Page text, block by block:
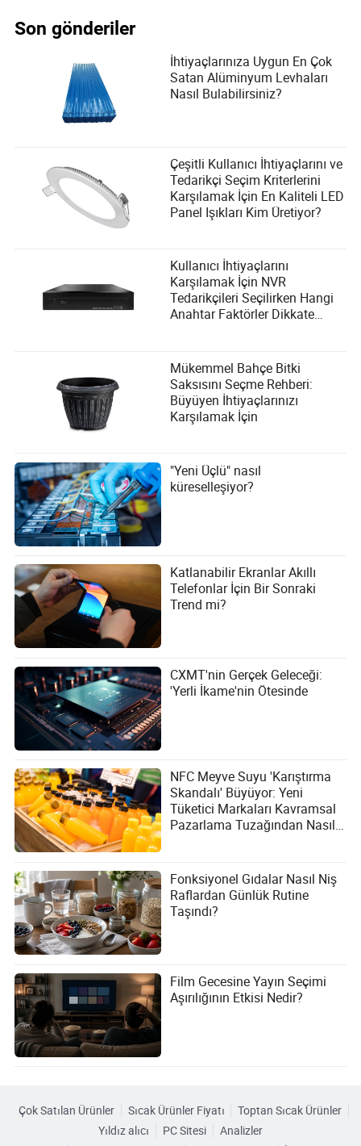
Son gönderiler
İhtiyaçlarınıza Uygun En Çok
Satan Alüminyum Levhaları
Nasıl Bulabilirsiniz?
Çeşitli Kullanıcı İhtiyaçlarını ve
Tedarikçi Seçim Kriterlerini
Karşılamak İçin En Kaliteli LED
Panel Işıkları Kim Üretiyor?
Kullanıcı İhtiyaçlarını
Karşılamak İçin NVR
Tedarikçileri Seçilirken Hangi
Anahtar Faktörler Dikkate
Mükemmel Bahçe Bitki
Saksısını Seçme Rehberi:
Büyüyen İhtiyaçlarınızı
Karşılamak İçin
"Yeni Üçlü" nasıl
küreselleşiyor?
Katlanabilir Ekranlar Akıllı
Telefonlar İçin Bir Sonraki
Trend mi?
CXMT'nin Gerçek Geleceği:
'Yerli İkame'nin Ötesinde
NFC Meyve Suyu 'Karıştırma
Skandalı' Büyüyor: Yeni
Tüketici Markaları Kavramsal
Pazarlama Tuzağından Nasıl
Fonksiyonel Gıdalar Nasıl Niş
Raflardan Günlük Rutine
Taşındı?
Film Gecesine Yayın Seçimi
Aşırılığının Etkisi Nedir?
Çok Satılan Ürünler Sıcak Ürünler Fiyatı
Toptan Sıcak Ürünler
Yıldız alıcı
PC Sitesi
Analizler